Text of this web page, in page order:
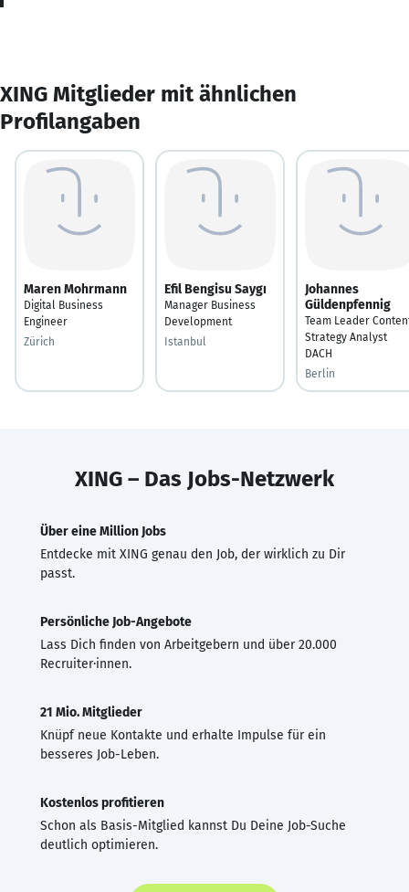
XING Mitglieder mit ähnlichen
Profilangaben
Maren Mohrmann
Digital Business
Engineer
Zürich
Efil Bengisu Saygı
Manager Business
Development
Istanbul
Johannes
Güldenpfennig
Team Leader
Strategy Analyst
DACH
Berlin
XING – Das Jobs-Netzwerk
Über eine Million Jobs
Entdecke mit XING genau den Job, der wirklich zu Dir
passt.
Persönliche Job-Angebote
Lass Dich finden von Arbeitgebern und über 20.000
Recruiter·innen.
21 Mio. Mitglieder
Knüpf neue Kontakte und erhalte Impulse für ein
besseres Job-Leben.
Kostenlos profitieren
Schon als Basis-Mitglied kannst Du Deine Job-Suche
deutlich optimieren.